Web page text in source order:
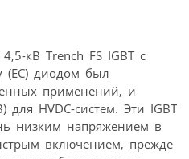
кВ Trench FS IGBT с
(EC) диодом был
применений, и
для HVDC-систем. Эти IGBT
низким напряжением в
включением, прежде